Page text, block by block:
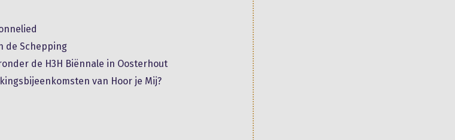
de Schepping
de H3H Biënnale in Oosterhout
van Hoor je Mij?